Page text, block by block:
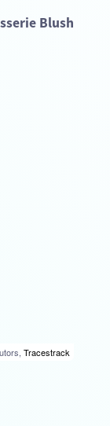
Blush
Tracestrack